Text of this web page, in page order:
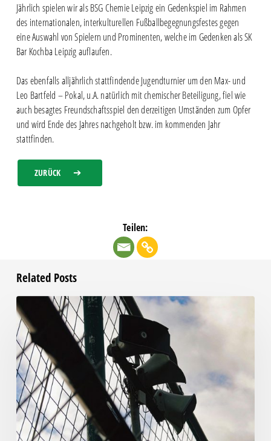
Jährlich spielen wir als BSG Chemie Leipzig ein Gedenkspiel im Rahmen
des internationalen, interkulturellen Fußballbegegnungsfestes gegen
eine Auswahl von Spielern und Prominenten, welche im Gedenken als SK
Bar Kochba Leipzig auflaufen.
Das ebenfalls alljährlich stattfindende Jugendturnier um den Max- und
Leo Bartfeld – Pokal, u.A. natürlich mit chemischer Beteiligung, fiel wie
auch besagtes Freundschaftsspiel den derzeitigen Umständen zum Opfer
und wird Ende des Jahres nachgeholt bzw. im kommenden Jahr
stattfinden.
ZURÜCK
Teilen:
Related Posts
Unsere
Becherpfand-
Aktion:
Gemeinsam
für
den
nächsten
Schritt
im
AKS